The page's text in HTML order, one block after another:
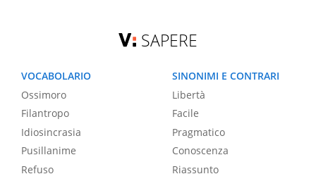
SAPERE
VOCABOLARIO
Ossimoro
Filantropo
Idiosincrasia
Pusillanime
Refuso
SINONIMI E CONTRARI
Libertà
Facile
Pragmatico
Conoscenza
Riassunto